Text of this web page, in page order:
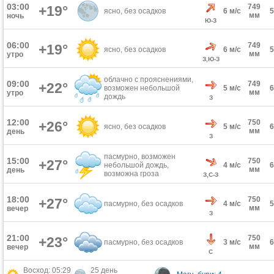
03:00
ночь +19° ясно, без осадков
Ю-З
6 м/с
749
мм
06:00
утро +19° ясно, без осадков
З,Ю-З
6 м/с
749
мм
09:00
утро +22°
облачно с прояснениями,
возможен небольшой
дождь
З
5 м/с
749
мм
12:00
день +26° ясно, без осадков
З
5 м/с
750
мм
15:00
день +27°
пасмурно, возможен
небольшой дождь,
возможна гроза
З,С-З
4 м/с
750
мм
18:00
вечер +27° пасмурно, без осадков
З
4 м/с
750
мм
21:00
вечер +23° пасмурно, без осадков
С
3 м/с
750
мм
Восход: 05:29
25 день